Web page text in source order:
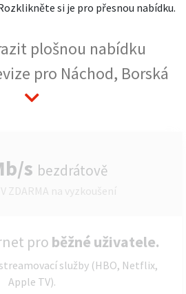
si je pro přesnou nabídku.
plošnou nabídku
pro Náchod, Borská
s bezdrátově
ZDARMA na vyzkoušení
pro běžné uživatele.
služby (HBO, Netflix,
Apple TV).